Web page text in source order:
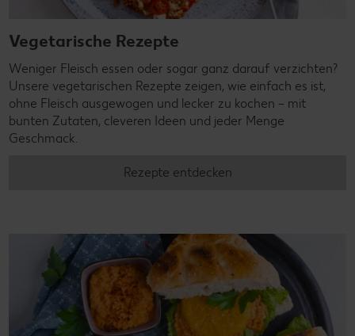
Vegetarische Rezepte
Weniger Fleisch essen oder sogar ganz darauf verzichten?
Unsere vegetarischen Rezepte zeigen, wie einfach es ist,
ohne Fleisch ausgewogen und lecker zu kochen – mit
bunten Zutaten, cleveren Ideen und jeder Menge
Geschmack.
Rezepte entdecken